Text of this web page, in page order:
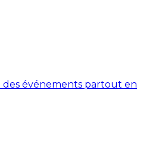
des événements partout en